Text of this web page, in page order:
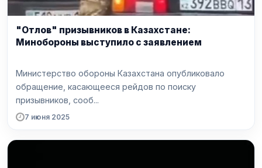
"Отлов" призывников в Казахстане:
Минобороны выступило с заявлением
Министерство обороны Казахстана опубликовало
обращение, касающееся рейдов по поиску
призывников, сооб...
7 июня 2025